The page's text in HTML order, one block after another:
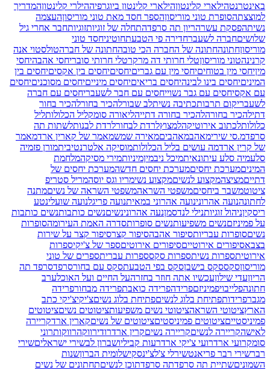
באינטרנטהילארי קלינטוןהילארי קלינטון ביוגרפיההילרי קלינטוןהמדריך
למוצצתהסופרת טוני מוריסוןהספר חסד מאת טוני מוריסוןהעצמה
נשיתהפסקת עשרהריון תה סרפדהתחלה של זוגיותזוגיותחבר אחרי גיל
שלושיםחברה לשעברחדירה פי הטבעתחוטיניחסד טוני
מוריסוןחתונהחתונה של החברה הכי טובהחתונה של חברהטולסטוי אנה
קרנינהטוני מוריסוןטלי חרותי דה מרקרטלי חרותי סובריחסי אהבהיחסי
מיןיחסי מין בטוחיםיחסי מין עם גבריםיחסיםיחסים בין אקסיםיחסים בין
המיניםיחסים בינו לבינהיחסים בריאיםיחסים מינייםיחסים מסוכניםיחסים
עם אקסיחסים עם גבר נשוייחסים עם חבר לשעבריחסים עם חברה
לשעבריקום תרבותכתיבה נשיתלב שבורלהכיר בחורלהכיר בחור
דתילהכיר בחורהלהכיר בחורה דתייהליאורה סומקליל הכלולותליל
כלולותלכתוב אירוטיקהלמצוץלרדת לבחורלרדת לבנותלשתות תה
סרפדמ.סי שירימאהבמאהביםמאירה שמשמאמר של קארין ארדמאמר
של קרין ארדמה עושים בליל הכלולותמוסיקה אלטרנטיביתמורן פזמיה
סלעמיה סלע עיתונאיתמיכל ניבמיןמיניותמירי מסיקהמלחמת
המיניםמערכת יחסיםמערכת יחסים חדשהמערכת יחסים של
דתייםמציצהמקצוע לנשיםמקצוע נשימריו וגס יוסהמריל סטריפ
ציטוטמשבר ביחסיםמשפטי השראהמשפטי השראה של נשיםמתנה
לחתונהנועה אהרונינועה אהרוני במאיתנועה פריגלנועה שועלינטע
ריסקיןניהול זוגיותנילי לנדסמןנעה אהרונינשיםנשים כותבותנשים כותבות
על פמיניזםנשים משפיעותנשים סופרותסדרה האמת העירומהסופרות
נשיםסופרות עבריותסיפור אהבהסיפור קצרסיפור קצר על שירות
בצבאסיפורים אירוטייםסיפורים אירוטיםספר של צ'יקיספרות
אירוטיתספרות נשיתספרות סקסספרות עבריתספרים של טוני
מוריסוןסקססקס בישבןסקס בפי הטבעתסקס עם בחורסרפדסרפד תה
הריוןעדי שילוןעכשיו אתה חוזר בחזרהעל החיים ועל האוכלערב
חתונהפלייבויפמיניזםפרידהפרידה כואבתפרידה מבחורפרידה
מגברפרידותפתיחת בלוג לנשיםפתיחת בלוג נשיםצ'יקיצ'יקי כתב
הארץציטוטי השראהציטוטי נשים משפיעותציטוטים נשיםציטוטים
פמיניסטייםציטוטים פמיניסטיםציטוטים של נשיםקארין ארדקריירה
לאישהקריירה לנשיםקריירה נשיםקרין ארדרודירווקהרווקותרוני
סומקרועי ארדרועי צ'יקי ארדרעות קביליושברון לבשירי ישראליםשירי
רברשירי רבר פריאנטשירלי צ'לצ'ינסקישלומית הברוןשנות
השמוניםשתיית תה סרפדתה סרפדתוכן לנשיםתחתונים של נשים